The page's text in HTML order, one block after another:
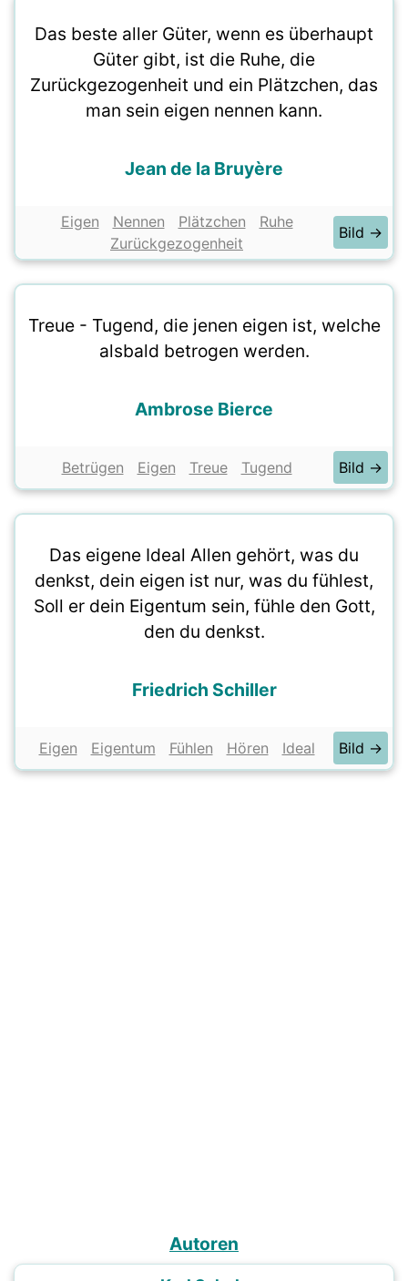
Das beste aller Güter, wenn es überhaupt
Güter gibt, ist die Ruhe, die
Zurückgezogenheit und ein Plätzchen, das
man sein eigen nennen kann.
Jean de la Bruyère
Eigen Nennen Plätzchen
Ruhe
Zurückgezogenheit
Bild →
Treue - Tugend, die jenen eigen ist, welche
alsbald betrogen werden.
Ambrose Bierce
Betrügen Eigen Treue Tugend Bild →
Das eigene Ideal Allen gehört, was du
denkst, dein eigen ist nur, was du fühlest,
Soll er dein Eigentum sein, fühle den Gott,
den du denkst.
Friedrich Schiller
Eigen Eigentum Fühlen Hören Ideal Bild →
Autoren